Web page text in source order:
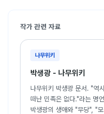
작가 관련 자료
나무위키
박생광 - 나무위키
나무위키 박생광 문서. "역
떠난 민족은 없다."라는 명
박생광의 생애와 "무당", "